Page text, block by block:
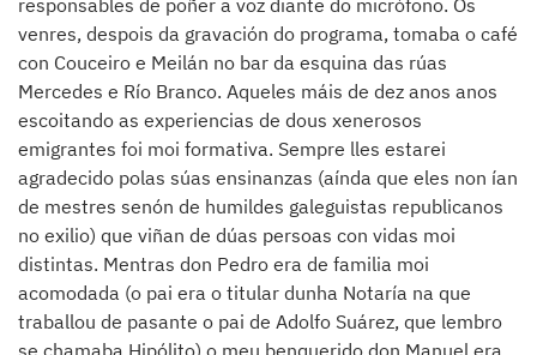
responsables de poñer a voz diante do micrófono. Os
venres, despois da gravación do programa, tomaba o café
con Couceiro e Meilán no bar da esquina das rúas
Mercedes e Río Branco. Aqueles máis de dez anos anos
escoitando as experiencias de dous xenerosos
emigrantes foi moi formativa. Sempre lles estarei
agradecido polas súas ensinanzas (aínda que eles non ían
de mestres senón de humildes galeguistas republicanos
no exilio) que viñan de dúas persoas con vidas moi
distintas. Mentras don Pedro era de familia moi
acomodada (o pai era o titular dunha Notaría na que
traballou de pasante o pai de Adolfo Suárez, que lembro
se chamaba Hipólito) o meu benquerido don Manuel era